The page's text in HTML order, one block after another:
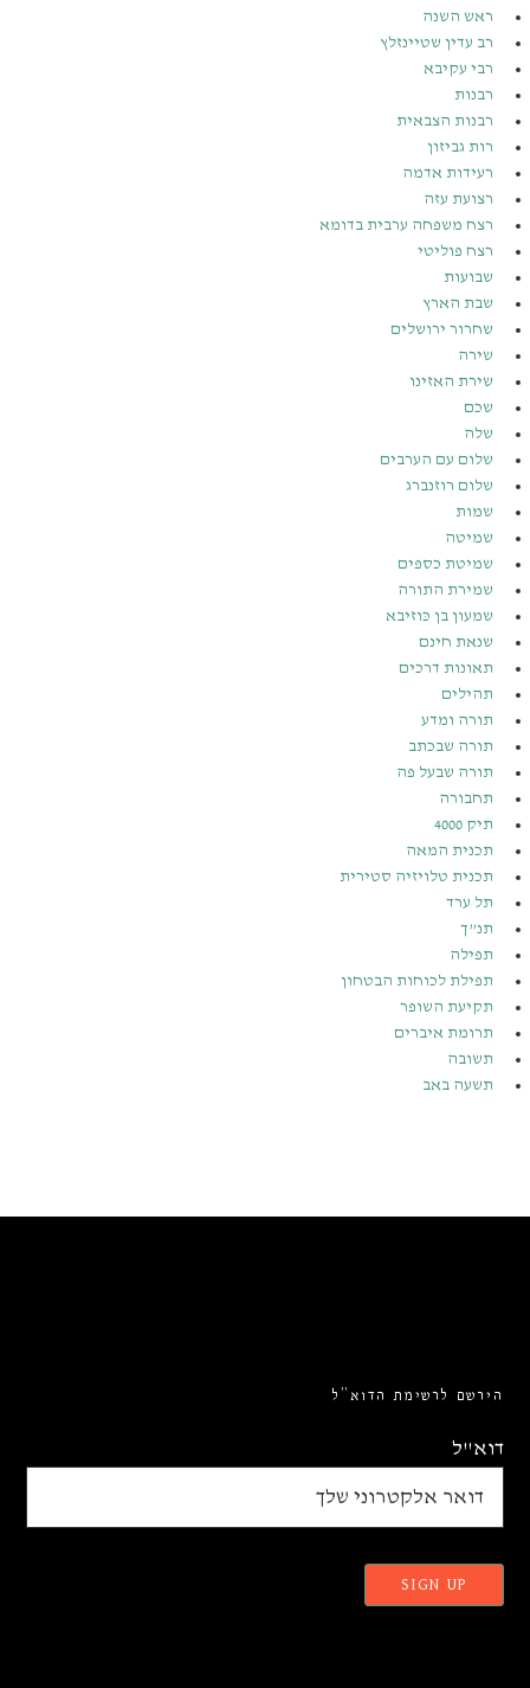
ראש השנה
רב עדין שטיינזלץ
רבי עקיבא
רבנות
רבנות הצבאית
רות גביזון
רעידות אדמה
רצועת עזה
רצח משפחה ערבית בדומא
רצח פוליטי
שבועות
שבת הארץ
שחרור ירושלים
שירה
שירת האזינו
שכם
שלה
שלום עם הערבים
שלום רוזנברג
שמות
שמיטה
שמיטת כספים
שמירת התורה
שמעון בן כּוזיבא
שנאת חינם
תאונות דרכים
תהילים
תורה ומדע
תורה שבכתב
תורה שבעל פה
תחבורה
תיק 4000
תכנית המאה
תכנית טלויזיה סטירית
תל ערד
תנ”ך
תפילה
תפילת לכוחות הבטחון
תקיעת השופר
תרומת איברים
תשובה
תשעה באב
הירשם לרשימת הדוא”ל
דוא"ל